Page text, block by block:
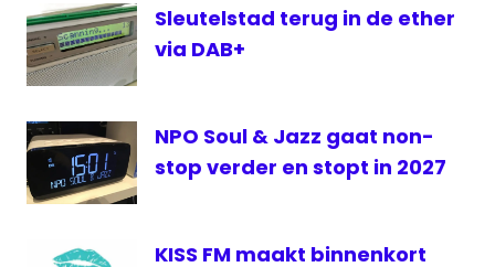
music
Limburg
Radio
radiozender
regio
Sleutelstad terug in de ether
via DAB+
NPO Soul & Jazz gaat non-
stop verder en stopt in 2027
KISS FM maakt binnenkort